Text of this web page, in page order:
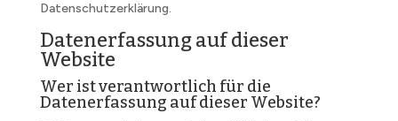
Datenschutzerklärung.
Datenerfassung auf dieser
Website
Wer ist verantwortlich für die
Datenerfassung auf dieser Website?